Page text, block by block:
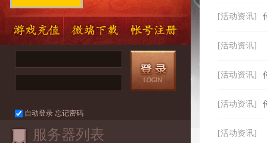
自动登录 忘记密码
服务器列表
[活动资讯]
[活动资讯]
[活动资讯]
[活动资讯]
[活动资讯]